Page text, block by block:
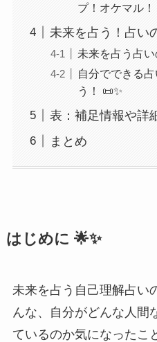
プ！オケマル
未来を占う！占い
未来を占う占
自分でできる
う！ 📜✨
表：補足情報や詳
まとめ
はじめに 🌟✨
未来を占う自己理解占い
んな、自分がどんな人間
ているのか気になったこ